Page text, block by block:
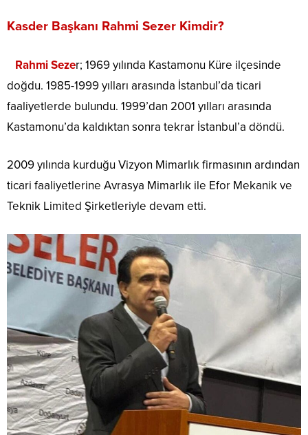
Kasder Başkanı Rahmi Sezer Kimdir?
Rahmi Sezer; 1969 yılında Kastamonu Küre ilçesinde
doğdu. 1985-1999 yılları arasında İstanbul’da ticari
faaliyetlerde bulundu. 1999’dan 2001 yılları arasında
Kastamonu’da kaldıktan sonra tekrar İstanbul’a döndü.
2009 yılında kurduğu Vizyon Mimarlık firmasının ardından
ticari faaliyetlerine Avrasya Mimarlık ile Efor Mekanik ve
Teknik Limited Şirketleriyle devam etti.